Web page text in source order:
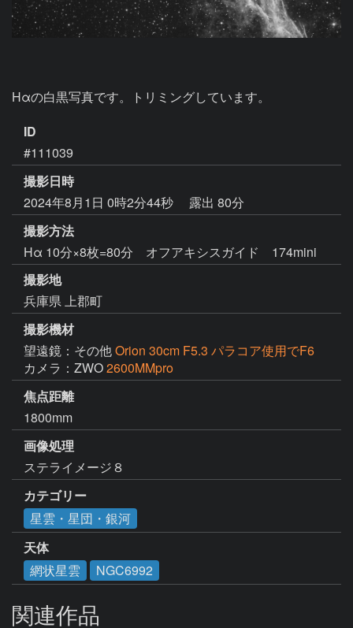
Hαの白黒写真です。トリミングしています。
ID
#111039
撮影日時
2024年8月1日 0時2分44秒
露出 80分
撮影方法
Hα 10分×8枚=80分 オフアキシスガイド 174mini
撮影地
兵庫県 上郡町
撮影機材
望遠鏡：その他Orion 30cm F5.3 パラコア使用でF6
カメラ：ZWO2600MMpro
焦点距離
1800mm
画像処理
ステライメージ８
カテゴリー
星雲・星団・銀河
天体
網状星雲
NGC6992
関連作品